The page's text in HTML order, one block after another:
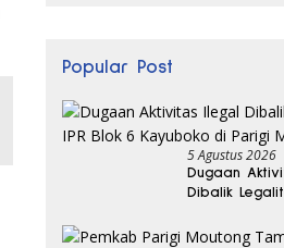
Popular Post
5 Agustus 2026
Dugaan
Dibalik
Moutong